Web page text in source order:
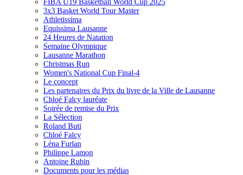
3x3 Basket World Tour Master
Athletissima
Equissima Lausanne
24 Heures de Natation
Semaine Olympique
Lausanne Marathon
Christmas Run
Women's National Cup Final-4
Le concept
Les partenaires du Prix du livre de la Ville de Lausanne
Chloé Falcy lauréate
Soirée de remise du Prix
La Sélection
Roland Buti
Chloé Falcy
Léna Furlan
Philippe Lamon
Antoine Rubin
Documents pour les médias